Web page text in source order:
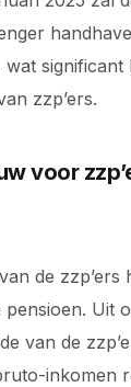
significant
zzp’ers.
voor
de zzp’ers
Uit
van de
inkomen